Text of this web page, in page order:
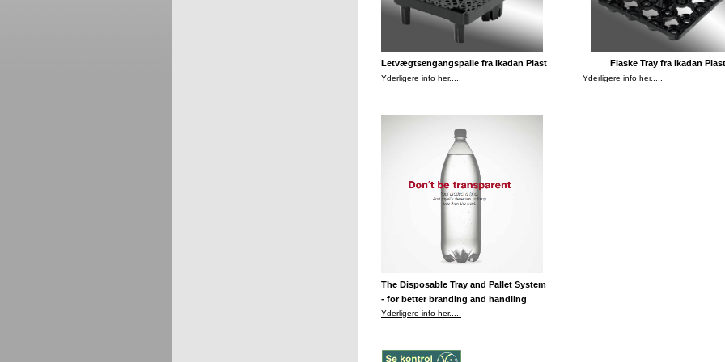
Letvægtsengangspalle fra Ikadan Plast Flaske Tray fra Ikadan Plast
Yderligere info her..... Yderligere info her.....
The Disposable Tray and Pallet System
- for better branding and handling
Yderligere info her.....